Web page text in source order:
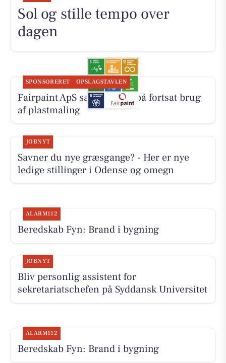
Sol og stille tempo over
dagen
SPONSORERET OPSLAGSTAVLEN
Fairpaint ApS sætter fokus på fortsat brug
af plastmaling
JOBNYT
Savner du nye græsgange? - Her er nye
ledige stillinger i Odense og omegn
ALARM112
Beredskab Fyn: Brand i bygning
JOBNYT
Bliv personlig assistent for
sekretariatschefen på Syddansk Universitet
ALARM112
Beredskab Fyn: Brand i bygning